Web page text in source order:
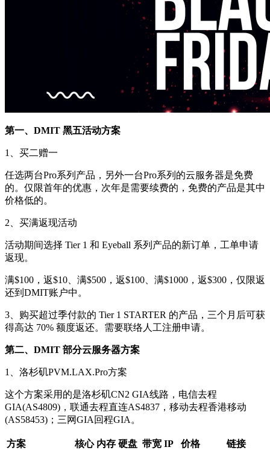
第一、DMIT 黑五活动方案
1、买二赠一
任选两台Pro系列产品，另外一台Pro系列的云服务器是免费
的。仅限首年的优惠，次年是需要续费的，免费的产品是其中
价格低的。
2、买满返现活动
活动期间选择 Tier 1 和 Eyeball 系列产品的新订单，工单申请
返现。
满$100，返$10、满$500，返$100、满$1000，返$300，仅限返
还到DMIT账户中。
3、购买超过季付款的 Tier 1 STARTER 的产品，三个月后可获
得高达 70% 额度返还。需要联络人工注册申请。
第二、DMIT 部分云服务器方案
1、洛杉矶PVM.LAX.Pro方案
这个方案采用的是洛杉矶CN2 GIA线路，电信去程
GIA(AS4809)，联通去程直连AS4837，移动去程香港移动
(AS58453)；三网GIA回程GIA。
方案 核心 内存 硬盘 带宽 IP 价格
链接